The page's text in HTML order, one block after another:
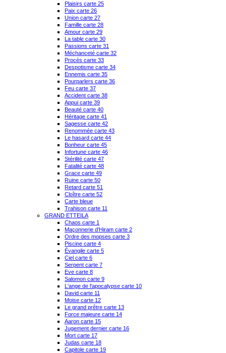
Plaisirs carte 25
Paix carte 26
Union carte 27
Famille carte 28
Amour carte 29
La table carte 30
Passions carte 31
Méchanceté carte 32
Procès carte 33
Despotisme carte 34
Ennemis carte 35
Pourparlers carte 36
Feu carte 37
Accident carte 38
Appui carte 39
Beauté carte 40
Héritage carte 41
Sagesse carte 42
Renommée carte 43
Le hasard carte 44
Bonheur carte 45
Infortune carte 46
Stérilité carte 47
Fatalité carte 48
Grace carte 49
Ruine carte 50
Retard carte 51
Cloître carte 52
Carte bleue
Trahison carte 11
GRAND ETTEILA
Chaos carte 1
Maçonnerie d'Hiram carte 2
Ordre des mopses carte 3
Piscine carte 4
Évangile carte 5
Ciel carte 6
Serpent carte 7
Eve carte 8
Salomon carte 9
L'ange de l'apocalypse carte 10
David carte 11
Moise carte 12
Le grand prêtre carte 13
Force majeure carte 14
Aaron carte 15
Jugement dernier carte 16
Mort carte 17
Judas carte 18
Capitole carte 19